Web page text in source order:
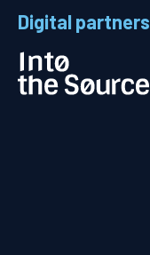
Digital partners